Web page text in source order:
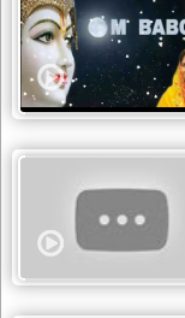
गुरुदेव
भजन
gurudev
bhajans
विविध
भजन
विष्णु
भजन
bhajans